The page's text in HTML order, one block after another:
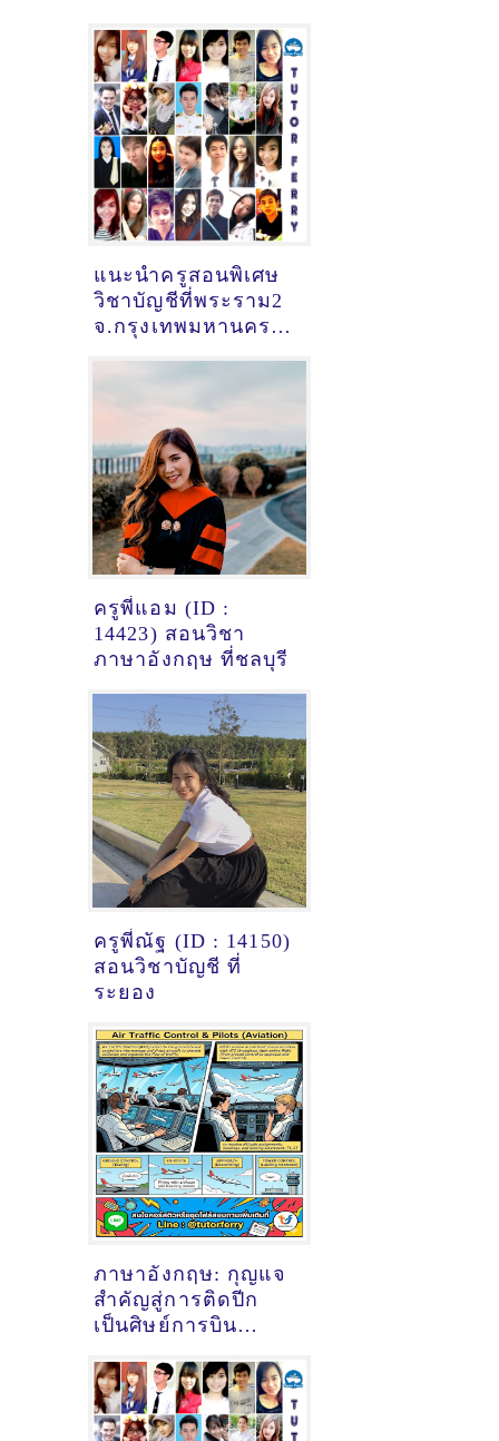
แนะนำครูสอนพิเศษ
วิชาบัญชีที่พระราม2
จ.กรุงเทพมหานคร
ครูพี่แอม (ID :
14423) สอนวิชา
ภาษาอังกฤษ ที่ชลบุรี
ครูพี่ณัฐ (ID : 14150)
สอนวิชาบัญชี ที่
ระยอง
ภาษาอังกฤษ: กุญแจ
สำคัญสู่การติดปีก
เป็นศิษย์การบิน